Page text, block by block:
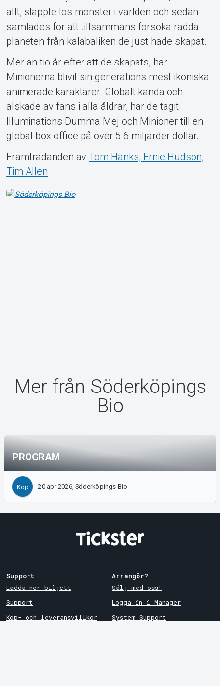
allt, släppte lös monster i världen och sedan
samlades för att tillsammans försöka rädda
planeten från kalabaliken de just hade skapat.
Mer än tio år efter att de skapats, har
Minionerna blivit sin generations mest ikoniska
animerade karaktärer. Globalt kända och
älskade av fans i alla åldrar, har de tagit
Illuminations Dumma Mej och Minioner till en
global box office på över 5.6 miljarder dollar.
Framträdanden av Tom Hanks, Ernie Hudson,
Tim Allen
Mer från Söderköpings
Bio
PROGRAM
Köp 20 apr 2026, Söderköpings Bio
Support
Ladda ner biljett
Support
Köp- och leveransvillkor
Arrangör?
Sälj med oss!
Logga in i Manager
System Support